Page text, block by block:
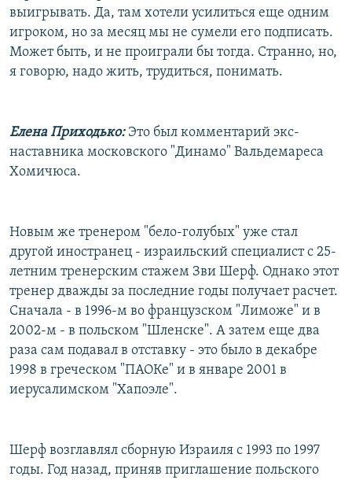
выигрывать. Да, там хотели усилиться еще одним
игроком, но за месяц мы не сумели его подписать.
Может быть, и не проиграли бы тогда. Странно, но,
я говорю, надо жить, трудиться, понимать.
Елена Приходько:Это был комментарий экс-
наставника московского "Динамо" Вальдемареса
Хомичюса.
Новым же тренером "бело-голубых" уже стал
другой иностранец - израильский специалист с 25-
летним тренерским стажем Зви Шерф. Однако этот
тренер дважды за последние годы получает расчет.
Сначала - в 1996-м во французском "Лиможе" и в
2002-м - в польском "Шленске". А затем еще два
раза сам подавал в отставку - это было в декабре
1998 в греческом "ПАОКе" и в январе 2001 в
иерусалимском "Хапоэле".
Шерф возглавлял сборную Израиля с 1993 по 1997
годы. Год назад, приняв приглашение польского